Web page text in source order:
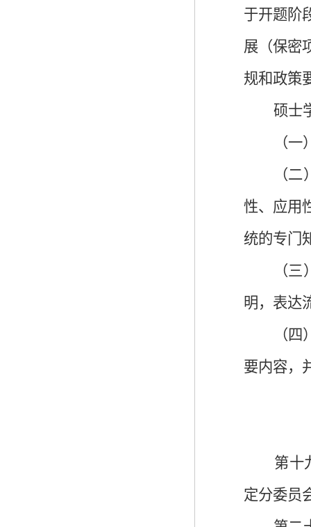
于开题阶
展（保密
规和政策
硕士
（
（二
性、应用
统的专门
（三
明，表达
（四
要内容，
第十
定分委员